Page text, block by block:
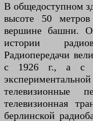
В общедоступном
высоте 50
вершине башни.
истории
Радиопередачи
с 1926 г., а с
телевизионные
телевизионная
берлинской